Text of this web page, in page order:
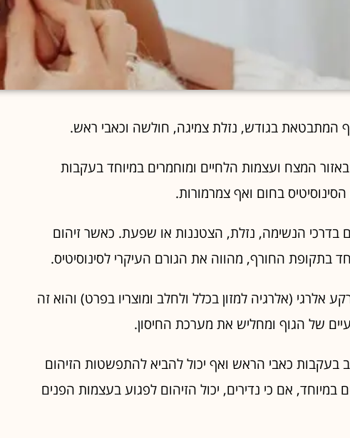
המתבטאת בגודש, נזלת צמיגה, חולשה וכאבי ראש.
באזור המצח ועצמות הלחיים ומוחמרים במיוחד בעקבות
בחום ואף צמרמורות.
בדרכי הנשימה, נזלת, הצטננות או שפעת. כאשר זיהום
בתקופת החורף, מהווה את הגורם העיקרי לסינוסיטיס.
אלרגי (אלרגיה למזון בכלל ולחלב ומוצריו בפרט) והוא זה
של הגוף ומחליש את מערכת החיסון.
בעקבות כאבי הראש ואף יכול להביא להתפשטות הזיהום
אם כי נדירים, יכול הזיהום לפגוע בעצמות הפנים